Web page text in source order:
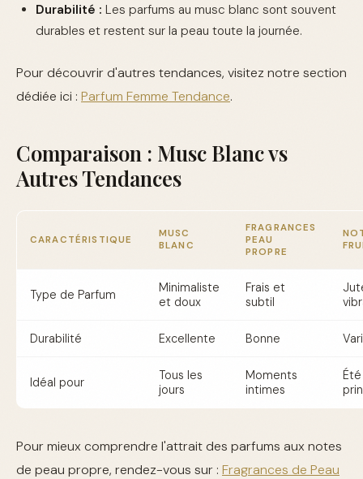
Durabilité : Les parfums au musc blanc sont souvent
durables et restent sur la peau toute la journée.
Pour découvrir d'autres tendances, visitez notre section
dédiée ici : Parfum Femme Tendance.
Comparaison : Musc Blanc vs
Autres Tendances
CARACTÉRISTIQUE
MUSC
BLANC
FRAGRANCES
PEAU
PROPRE
Type de Parfum
Minimaliste
et doux
Frais et
subtil
Durabilité Excellente Bonne
Idéal pour
Tous les
jours
Moments
intimes
Pour mieux comprendre l'attrait des parfums aux notes
de peau propre, rendez-vous sur : Fragrances de Peau